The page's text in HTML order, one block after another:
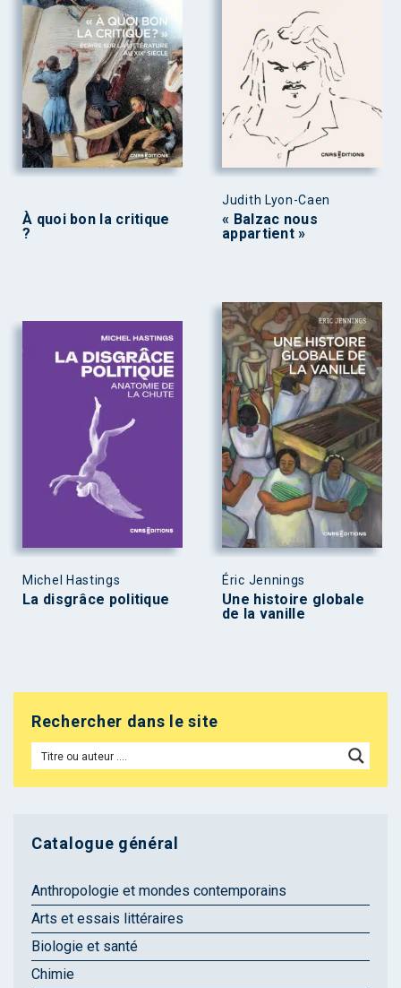
À quoi bon la critique
?
Judith Lyon-Caen
« Balzac nous
appartient »
Michel Hastings
La disgrâce politique
Éric Jennings
Une histoire globale
de la vanille
Rechercher dans le site
Catalogue général
Anthropologie et mondes contemporains
Arts et essais littéraires
Biologie et santé
Chimie